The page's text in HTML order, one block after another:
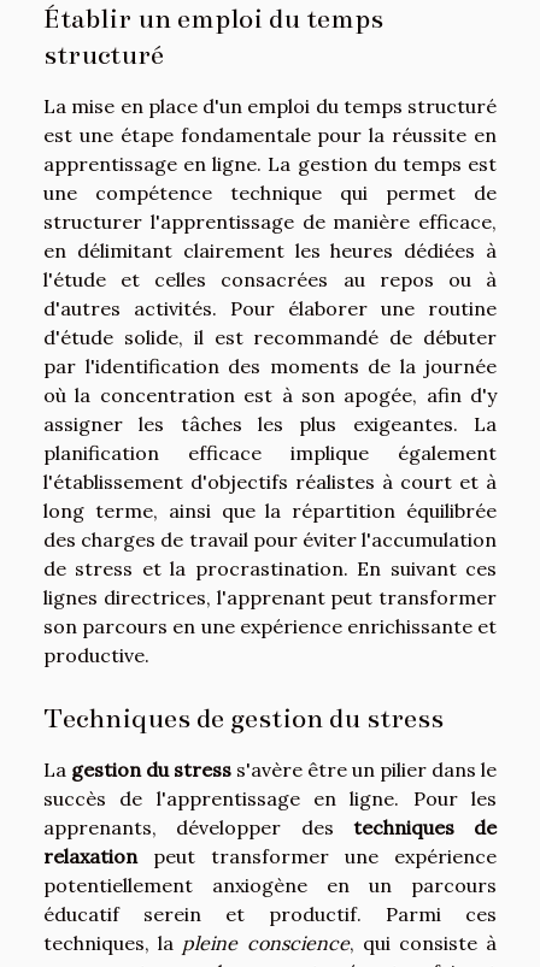
Établir un emploi du temps
structuré
La mise en place d'un emploi du temps structuré
est une étape fondamentale pour la réussite en
apprentissage en ligne. La gestion du temps est
une compétence technique qui permet de
structurer l'apprentissage de manière efficace,
en délimitant clairement les heures dédiées à
l'étude et celles consacrées au repos ou à
d'autres activités. Pour élaborer une routine
d'étude solide, il est recommandé de débuter
par l'identification des moments de la journée
où la concentration est à son apogée, afin d'y
assigner les tâches les plus exigeantes. La
planification efficace implique également
l'établissement d'objectifs réalistes à court et à
long terme, ainsi que la répartition équilibrée
des charges de travail pour éviter l'accumulation
de stress et la procrastination. En suivant ces
lignes directrices, l'apprenant peut transformer
son parcours en une expérience enrichissante et
productive.
Techniques de gestion du stress
La gestion du stress s'avère être un pilier dans le
succès de l'apprentissage en ligne. Pour les
apprenants, développer des techniques de
relaxationpeut transformer une expérience
potentiellement anxiogène en un parcours
éducatif serein et productif. Parmi ces
techniques, la pleine conscience, qui consiste à